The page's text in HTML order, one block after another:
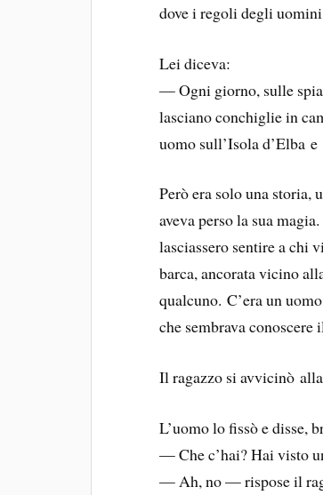
dove i regoli degli
Lei diceva:
— Ogni giorno, sulle
lasciano conchiglie in
uomo sull’Isola d’Elba
Però era solo una storia,
aveva perso la sua
lasciassero sentire a chi
barca, ancorata vicino
qualcuno. C’era un
che sembrava conoscere
Il ragazzo si avvicinò
L’uomo lo fissò e disse,
— Che c’hai? Hai visto
— Ah, no — rispose il